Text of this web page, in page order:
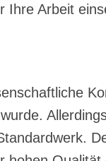
Ihre Arbeit